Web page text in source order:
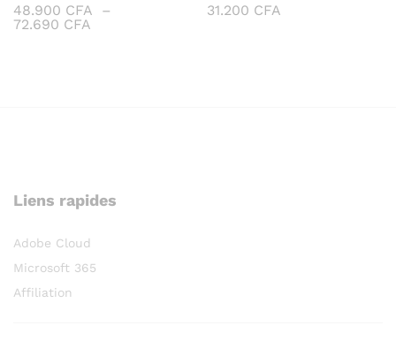
48.900 CFA
–
72.690 CFA
31.200 CFA
Liens rapides
Adobe Cloud
Microsoft 365
Affiliation